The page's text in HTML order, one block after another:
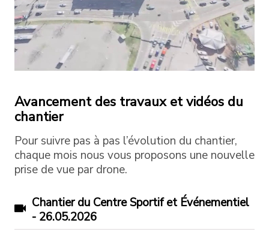
Avancement des travaux et vidéos du
chantier
Pour suivre pas à pas l’évolution du chantier,
chaque mois nous vous proposons une nouvelle
prise de vue par drone.
Chantier du Centre Sportif et Événementiel
- 26.05.2026